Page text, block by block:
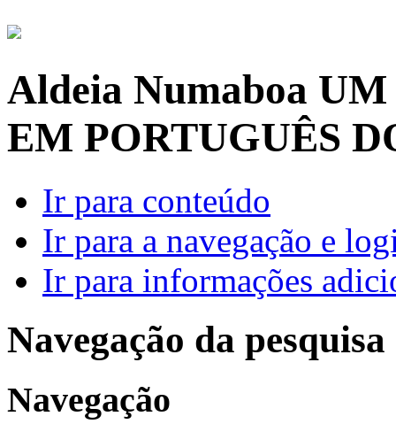
Aldeia Numaboa UM
EM PORTUGUÊS
Ir para conteúdo
Ir para a navegação e
Ir para informações
Navegação da pesquisa
Navegação